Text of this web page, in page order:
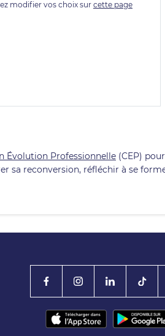
Évolution Professionnelle (CEP) pour
sa reconversion, réfléchir à se